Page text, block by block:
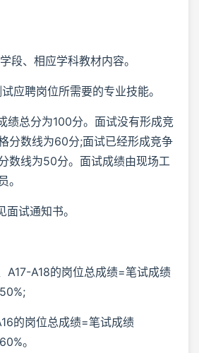
段、相应学科教材内容。
应聘岗位所需要的专业技能。
绩总分为100分。面试没有形成竞
分数线为60分;面试已经形成竞争
数线为50分。面试成绩由现场工
。
试通知书。
A17-A18的岗位总成绩=笔试成绩
的岗位总成绩=笔试成绩
。